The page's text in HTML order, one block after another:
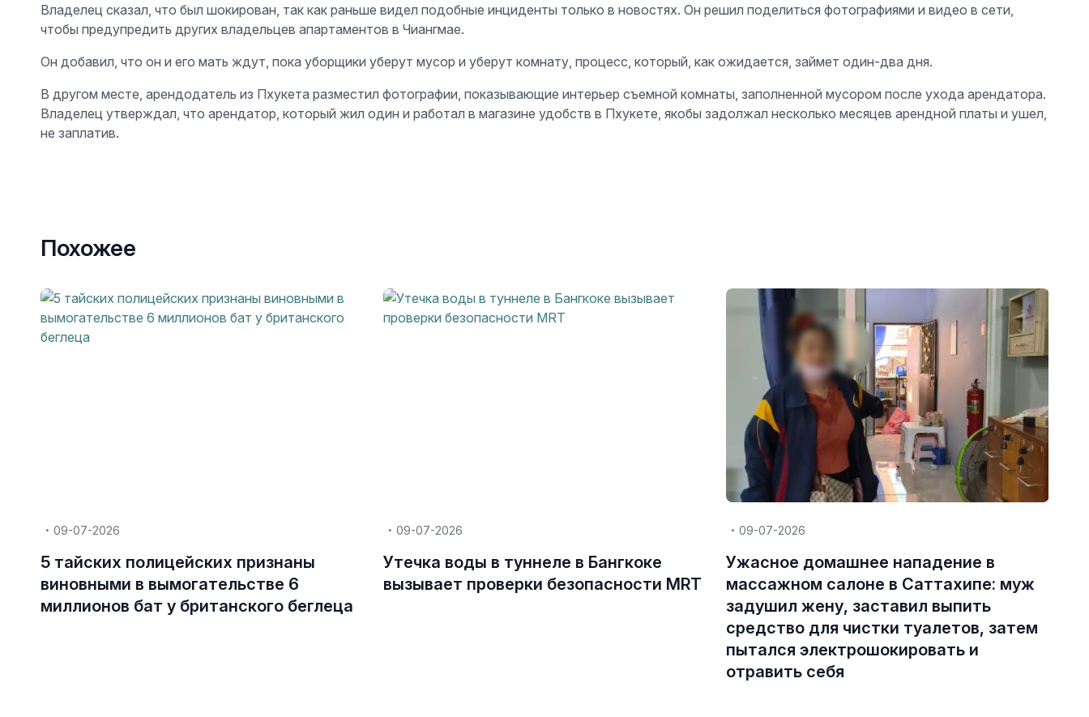
Владелец сказал, что был шокирован, так как раньше видел подобные инциденты только в новостях. Он решил поделиться фотографиями и видео в сети,
чтобы предупредить других владельцев апартаментов в Чиангмае.
Он добавил, что он и его мать ждут, пока уборщики уберут мусор и уберут комнату, процесс, который, как ожидается, займет один-два дня.
В другом месте, арендодатель из Пхукета разместил фотографии, показывающие интерьер съемной комнаты, заполненной мусором после ухода арендатора.
Владелец утверждал, что арендатор, который жил один и работал в магазине удобств в Пхукете, якобы задолжал несколько месяцев арендной платы и ушел,
не заплатив.
Похожее
09-07-2026
5 тайских полицейских признаны
виновными в вымогательстве 6
миллионов бат у британского беглеца
09-07-2026
Утечка воды в туннеле в Бангкоке
вызывает проверки безопасности MRT
09-07-2026
Ужасное домашнее нападение в
массажном салоне в Саттахипе: муж
задушил жену, заставил выпить
средство для чистки туалетов, затем
пытался электрошокировать и
отравить себя